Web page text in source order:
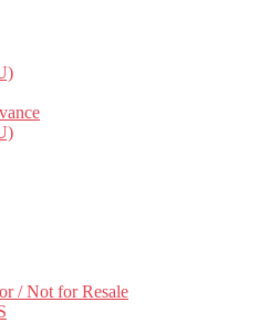
/ Not for Resale